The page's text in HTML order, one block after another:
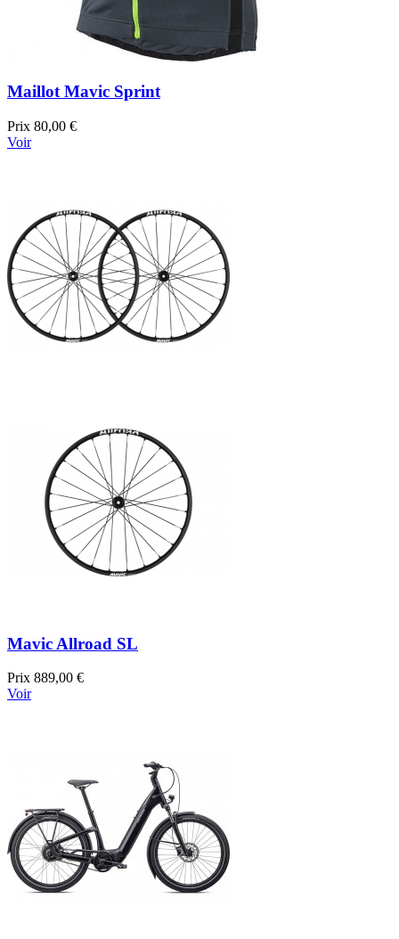
Maillot Mavic Sprint
Prix 80,00 €
Voir
Mavic Allroad SL
Prix 889,00 €
Voir